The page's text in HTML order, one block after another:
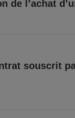
de l’achat
souscrit